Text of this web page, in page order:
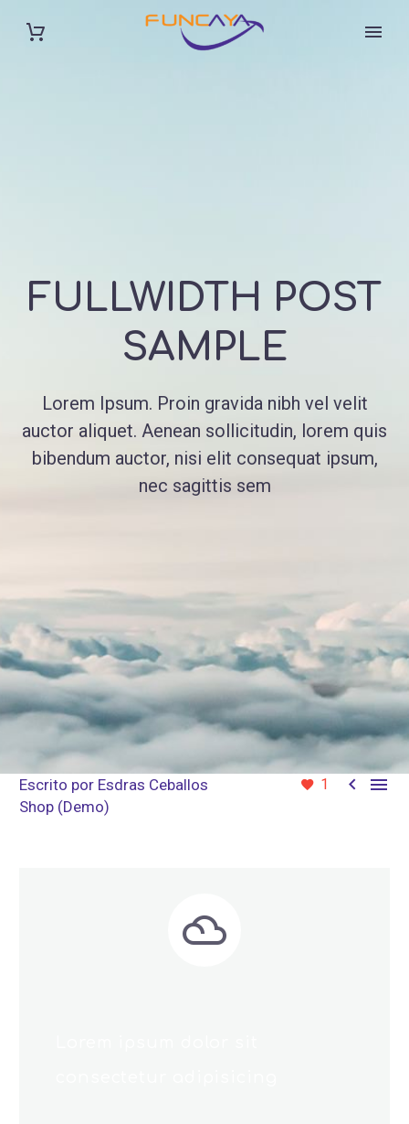
FULLWIDTH POST
SAMPLE
Lorem Ipsum. Proin gravida nibh vel velit
auctor aliquet. Aenean sollicitudin, lorem quis
bibendum auctor, nisi elit consequat ipsum,
nec sagittis sem
1  
Escrito por Esdras Ceballos
Shop (Demo)

